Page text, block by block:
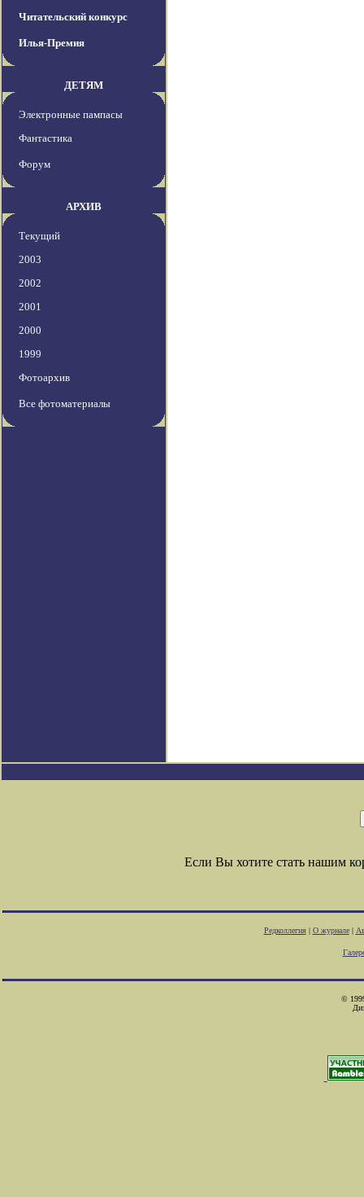
Читательский конкурс
Илья-Премия
ДЕТЯМ
Электронные пампасы
Фантастика
Форум
АРХИВ
Текущий
2003
2002
2001
2000
1999
Фотоархив
Все фотоматериалы
Если Вы хотите стать нашим
Редколлегия| О журнале|
©